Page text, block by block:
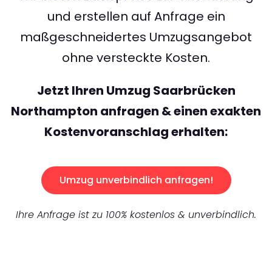
und erstellen auf Anfrage ein
maßgeschneidertes Umzugsangebot
ohne versteckte Kosten.
Jetzt Ihren Umzug Saarbrücken
Northampton anfragen & einen exakten
Kostenvoranschlag erhalten:
Umzug unverbindlich anfragen!
Ihre Anfrage ist zu 100% kostenlos & unverbindlich.